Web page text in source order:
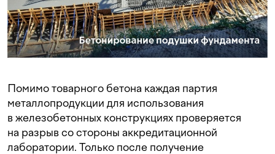
Помимо товарного бетона каждая партия
металлопродукции для использования
в железобетонных конструкциях проверяется
на разрыв со стороны аккредитационной
лаборатории. Только после получение